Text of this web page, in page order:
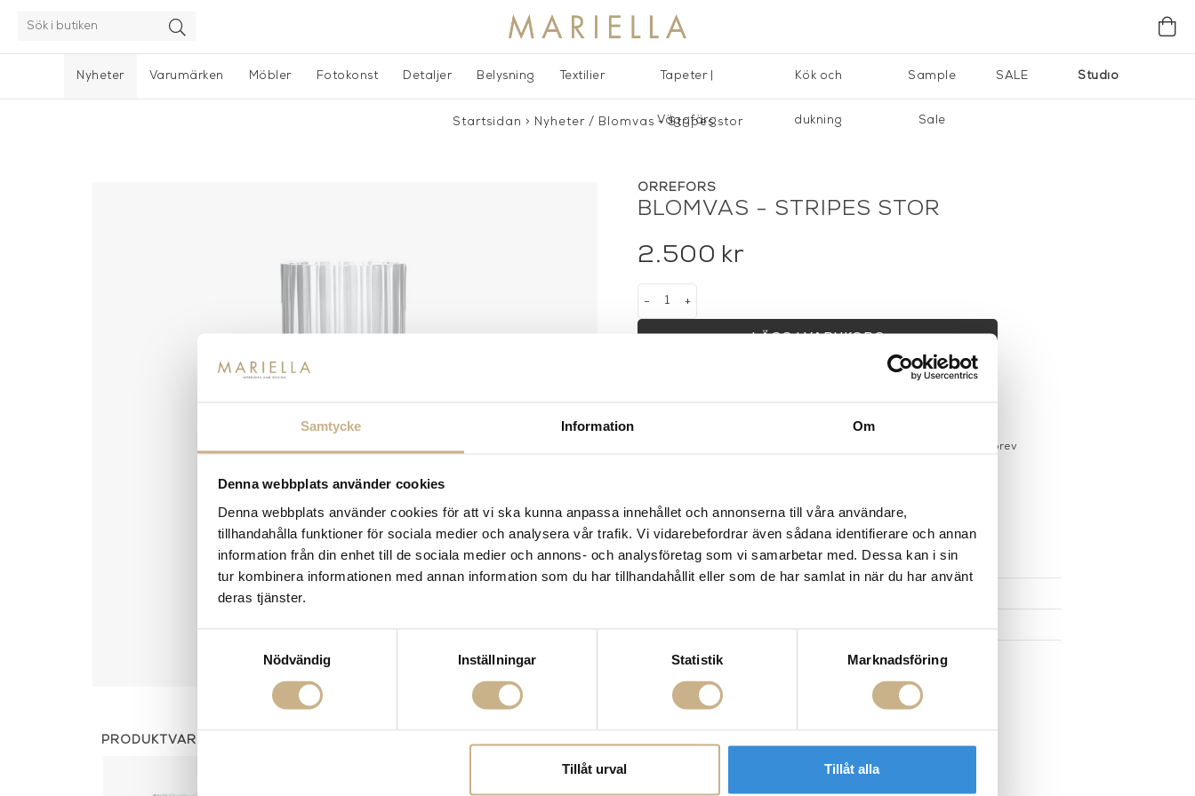
Samtycke Information Om
Denna webbplats använder cookies
Denna webbplats använder cookies för att vi ska kunna anpassa innehållet och annonserna till våra användare,
tillhandahålla funktioner för sociala medier och analysera vår trafik. Vi vidarebefordrar även sådana identifierare och annan
information från din enhet till de sociala medier och annons- och analysföretag som vi samarbetar med. Dessa kan i sin
tur kombinera informationen med annan information som du har tillhandahållit eller som de har samlat in när du har använt
deras tjänster.
Nödvändig
Inställningar Statistik Marknadsföring
Tillåt urval Tillåt alla
Nyheter Studio
Varumärken Möbler Fotokonst Detaljer Belysning Textilier Tapeter |
Väggfärg
Kök och
dukning
Sample
Sale
SALE
Startsidan > Nyheter/ Blomvas - Stripes stor
ORREFORS
BLOMVAS - STRIPES STOR
2.500 kr
+
-
LÄGG I VARUKORG
Leverans inom 3-5 arbetsdagar på lagervaror
när du registrerar dig för vårt nyhetsbrev
Hämta i butik
FRÅGA OSS OM PRODUKTEN
PRODUKTVARIANTER